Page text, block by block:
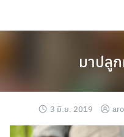
มาปลู
3 มิ.ย. 2019